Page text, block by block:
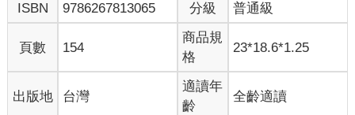
ISBN
9786267813065 分級 普通級
頁數 154
商品規
格
23*18.6*1.25
出版地 台灣
適讀年
齡
全齡適讀